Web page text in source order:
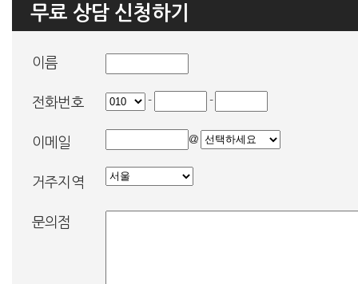
무료 상담 신청하기
- -
@
이름
전화번호
이메일
거주지역
문의점